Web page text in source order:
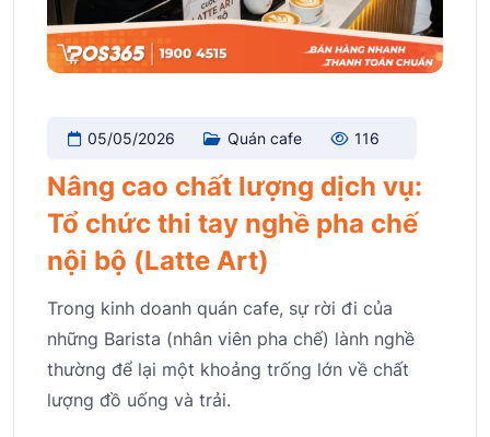
05/05/2026 Quán cafe 116
Nâng cao chất lượng dịch vụ:
Tổ chức thi tay nghề pha chế
nội bộ (Latte Art)
Trong kinh doanh quán cafe, sự rời đi của
những Barista (nhân viên pha chế) lành nghề
thường để lại một khoảng trống lớn về chất
lượng đồ uống và trải.